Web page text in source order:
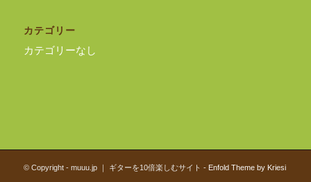
カテゴリー
カテゴリーなし
© Copyright - muuu.jp ｜ ギターを10倍楽しむサイト - Enfold Theme by Kriesi